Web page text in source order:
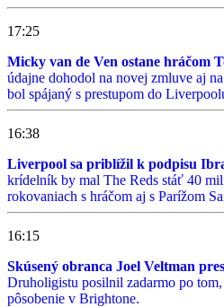
17:25
Micky van de Ven ostane hráčom
údajne dohodol na novej zmluve aj
bol spájaný s prestupom do
16:38
Liverpool sa priblížil k podpisu
krídelník by mal The Reds stáť 40
rokovaniach s hráčom aj s Parížom
16:15
Skúsený obranca Joel Veltman
Druholigistu posilnil zadarmo po
pôsobenie v Brightone.